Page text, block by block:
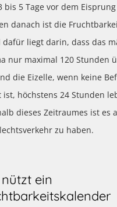
bis 5 Tage vor dem
danach ist die
dafür liegt darin, dass das
nur maximal 120 Stunden
die Eizelle, wenn keine
ist, höchstens 24 Stunden
dieses Zeitraumes ist es
zu haben.
ein